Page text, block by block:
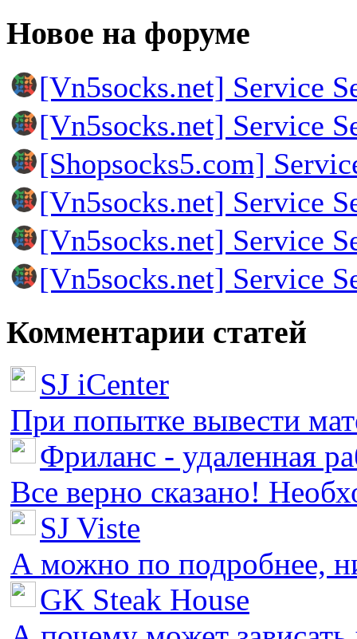
Новое на форуме
[Vn5socks.net] Service
[Vn5socks.net] Service
[Shopsocks5.com]
[Vn5socks.net] Service
[Vn5socks.net] Service
[Vn5socks.net] Service
Комментарии статей
SJ iCenter
При попытке вывести
Фриланс - удаленная
Все верно сказано!
SJ Viste
А можно по подробнее,
GK Steak House